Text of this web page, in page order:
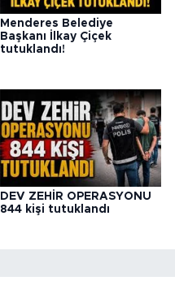
Menderes Belediye
Başkanı İlkay Çiçek
tutuklandı!
DEV ZEHİR OPERASYONU
844 kişi tutuklandı